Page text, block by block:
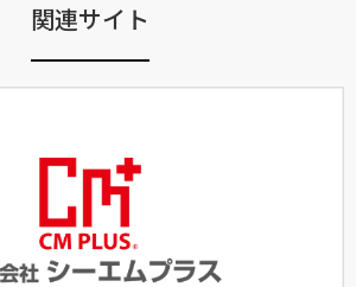
関連サイト